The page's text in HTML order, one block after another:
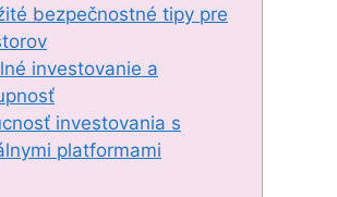
bezpečnostné tipy pre
investovanie a
investovania s
platformami